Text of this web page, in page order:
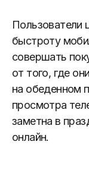
Пользователи
быстроту
совершать
от того, где
на обеденном
просмотра
заметна в
онлайн.